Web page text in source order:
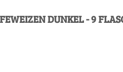
DUNKEL - 9